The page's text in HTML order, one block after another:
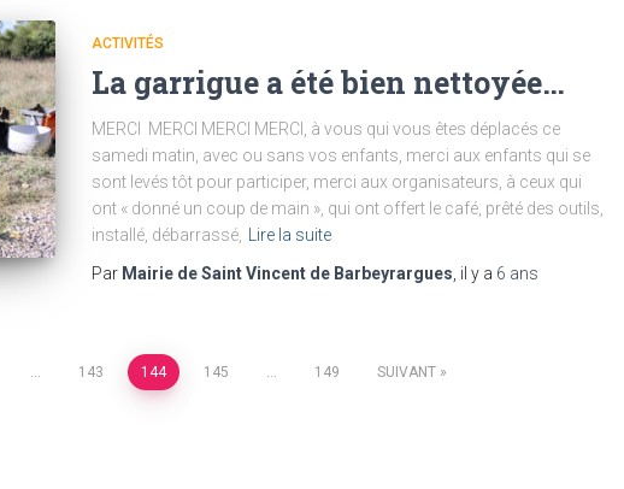
ACTIVITÉS
La garrigue a été bien nettoyée…
MERCI MERCI MERCI MERCI, à vous qui vous êtes déplacés ce
samedi matin, avec ou sans vos enfants, merci aux enfants qui se
sont levés tôt pour participer, merci aux organisateurs, à ceux qui
ont « donné un coup de main », qui ont offert le café, prêté des outils,
installé, débarrassé,
Lire la suite
Par Mairie de Saint Vincent de Barbeyrargues , il y a 6 ans
… 143 144 145 … 149 SUIVANT